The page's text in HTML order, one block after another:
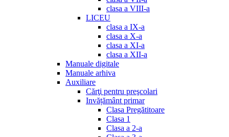
clasa a VIII-a
LICEU
clasa a IX-a
clasa a X-a
clasa a XI-a
clasa a XII-a
Manuale digitale
Manuale arhiva
Auxiliare
Cărţi pentru preşcolari
Invățământ primar
Clasa Pregătitoare
Clasa 1
Clasa a 2-a